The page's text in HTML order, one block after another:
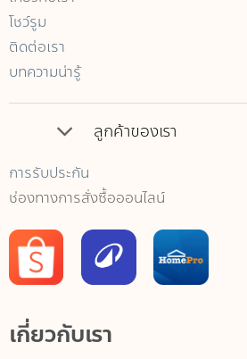
โชว์รูม
ติดต่อเรา
บทความน่ารู้
ลูกค้าของเรา
การรับประกัน
ช่องทางการสั่งซื้อออนไลน์
เกี่ยวกับเรา